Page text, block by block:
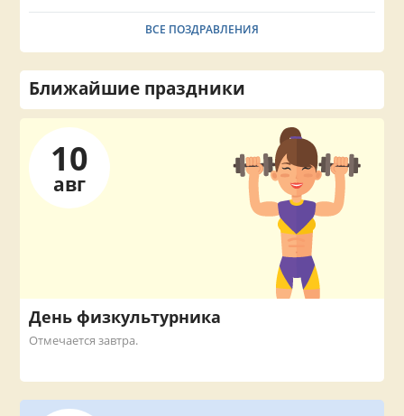
ВСЕ ПОЗДРАВЛЕНИЯ
Ближайшие праздники
10
авг
День физкультурника
Отмечается завтра.